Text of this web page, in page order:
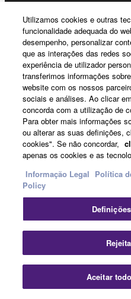
Sobre a Yamaha
Portugal - Portuguese
Negócio
Contacte-nosTermos e
Política de
© Yamaha
Utilizamos cookies e outras
funcionalidade adequada do
desempenho, personalizar
que as interações das redes
experiência de utilizador
transferimos informações
website com os nossos
sociais e análises. Ao clicar
concorda com a utilização de
Para obter mais informações
ou alterar as suas definições,
cookies". Se não concordar,
apenas os cookies e as
Informação Legal Política
Policy
Aceitar